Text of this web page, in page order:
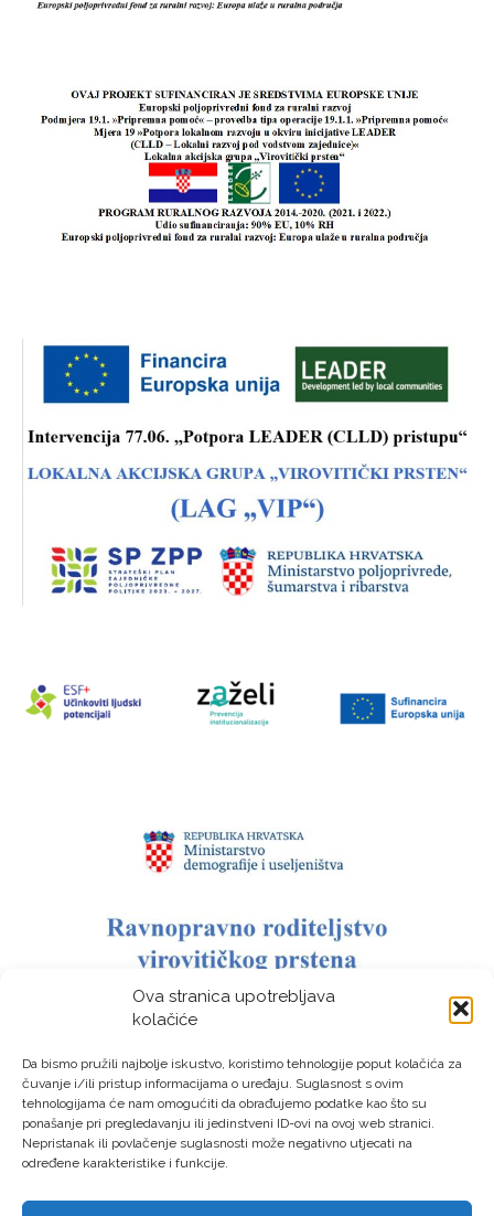
Ova stranica upotrebljava
kolačiće
Da bismo pružili najbolje iskustvo, koristimo tehnologije poput kolačića za
čuvanje i/ili pristup informacijama o uređaju. Suglasnost s ovim
tehnologijama će nam omogućiti da obrađujemo podatke kao što su
ponašanje pri pregledavanju ili jedinstveni ID-ovi na ovoj web stranici.
Nepristanak ili povlačenje suglasnosti može negativno utjecati na
određene karakteristike i funkcije.